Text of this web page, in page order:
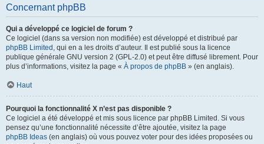
Concernant phpBB
Qui a développé ce logiciel de forum ?
Ce logiciel (dans sa version non modifiée) est développé et distribué par
phpBB Limited , qui en a les droits d’auteur. Il est publié sous la licence
publique générale GNU version 2 (GPL-2.0) et peut être diffusé librement. Pour
plus d’informations, visitez la page « À propos de phpBB » (en anglais).
Haut
Pourquoi la fonctionnalité X n’est pas disponible ?
Ce logiciel a été développé et mis sous licence par phpBB Limited. Si vous
pensez qu’une fonctionnalité nécessite d’être ajoutée, visitez la page
phpBB Ideas (en anglais) où vous pouvez voter pour des idées proposées ou